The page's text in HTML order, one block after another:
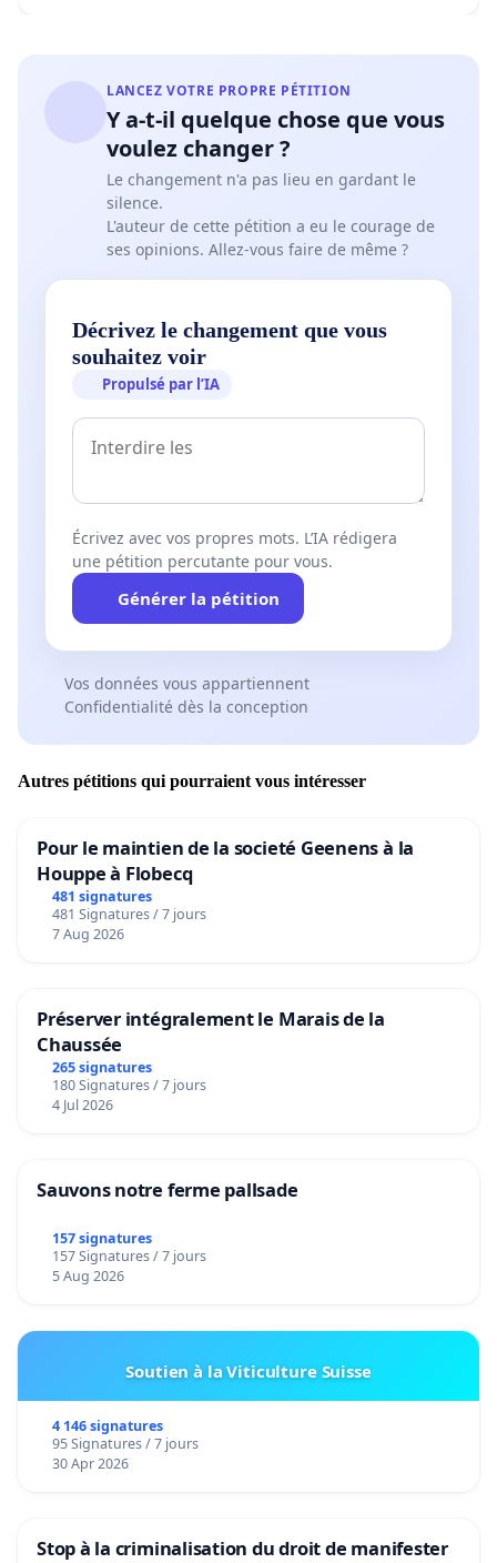
LANCEZ VOTRE PROPRE PÉTITION
Y a-t-il quelque chose que vous
voulez changer ?
Le changement n'a pas lieu en gardant le
silence.
L'auteur de cette pétition a eu le courage de
ses opinions. Allez-vous faire de même ?
Décrivez le changement que vous
souhaitez voir
Propulsé par l’IA
Écrivez avec vos propres mots. L’IA rédigera
une pétition percutante pour vous.
Générer la pétition
Vos données vous appartiennent
Confidentialité dès la conception
Autres pétitions qui pourraient vous intéresser
Pour le maintien de la societé Geenens à la
Houppe à Flobecq
481 signatures
481 Signatures / 7 jours
7 Aug 2026
Préserver intégralement le Marais de la
Chaussée
265 signatures
180 Signatures / 7 jours
4 Jul 2026
Sauvons notre ferme pallsade
157 signatures
157 Signatures / 7 jours
5 Aug 2026
Soutien à la Viticulture Suisse
4 146 signatures
95 Signatures / 7 jours
30 Apr 2026
Stop à la criminalisation du droit de manifester